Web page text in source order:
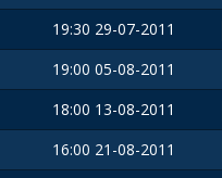
19:30 29-07-2011
19:00 05-08-2011
18:00 13-08-2011
16:00 21-08-2011